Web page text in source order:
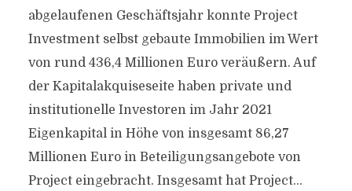
abgelaufenen Geschäftsjahr konnte Project
Investment selbst gebaute Immobilien im Wert
von rund 436,4 Millionen Euro veräußern. Auf
der Kapitalakquiseseite haben private und
institutionelle Investoren im Jahr 2021
Eigenkapital in Höhe von insgesamt 86,27
Millionen Euro in Beteiligungsangebote von
Project eingebracht. Insgesamt hat Project...